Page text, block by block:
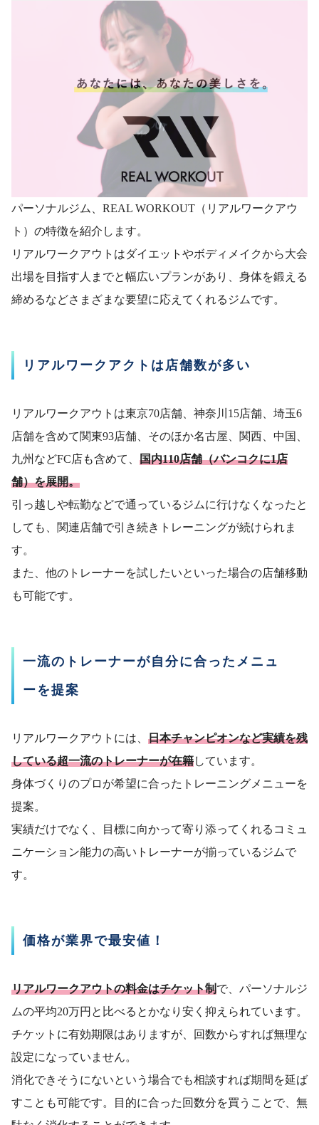
パーソナルジム、REAL WORKOUT（リアルワークアウ
ト）の特徴を紹介します。
リアルワークアウトはダイエットやボディメイクから大会
出場を目指す人までと幅広いプランがあり、身体を鍛える
締めるなどさまざまな要望に応えてくれるジムです。
リアルワークアクトは店舗数が多い
リアルワークアウトは東京70店舗、神奈川15店舗、埼玉6
店舗を含めて関東93店舗、そのほか名古屋、関西、中国、
九州などFC店も含めて、 国内110店舗（バンコクに1店
舗）を展開。
引っ越しや転勤などで通っているジムに行けなくなったと
しても、関連店舗で引き続きトレーニングが続けられま
す。
また、他のトレーナーを試したいといった場合の店舗移動
も可能です。
一流のトレーナーが自分に合ったメニュ
ーを提案
リアルワークアウトには、 日本チャンピオンなど実績を残
している超一流のトレーナーが在籍しています。
身体づくりのプロが希望に合ったトレーニングメニューを
提案。
実績だけでなく、目標に向かって寄り添ってくれるコミュ
ニケーション能力の高いトレーナーが揃っているジムで
す。
価格が業界で最安値！
リアルワークアウトの料金はチケット制で、パーソナルジ
ムの平均20万円と比べるとかなり安く抑えられています。
チケットに有効期限はありますが、回数からすれば無理な
設定になっていません。
消化できそうにないという場合でも相談すれば期間を延ば
すことも可能です。目的に合った回数分を買うことで、無